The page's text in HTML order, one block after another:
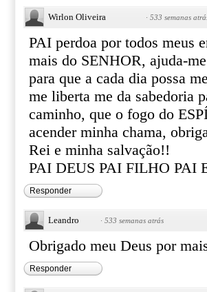
Wirlon Oliveira · 533 semanas
PAI perdoa por todos meus
mais do SENHOR, ajuda-
para que a cada dia possa
me liberta me da sabedoria
caminho, que o fogo do
acender minha chama,
Rei e minha salvação!!
PAI DEUS PAI FILHO PAI
Responder
Leandro · 533 semanas atrás
Obrigado meu Deus por
Responder